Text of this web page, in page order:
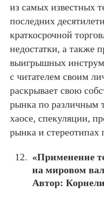
из самых известных
последних
краткосрочной
недостатки, а также
выигрышных
с читателем своим
раскрывает свою
рынка по различным
хаосе, спекуляции,
рынка и стереотипах
«Применение
на мировом
Автор: